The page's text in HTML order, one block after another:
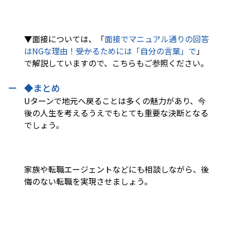
▼面接については、「面接でマニュアル通りの回答
はNGな理由！――受かるためには「自分の言葉」で 」
で解説していますので、こちらもご参照ください。
◆まとめ
Uターンで地元へ戻ることは多くの魅力があり、今
後の人生を考えるうえでもとても重要な決断となる
でしょう。
家族や転職エージェントなどにも相談しながら、後
悔のない転職を実現させましょう。